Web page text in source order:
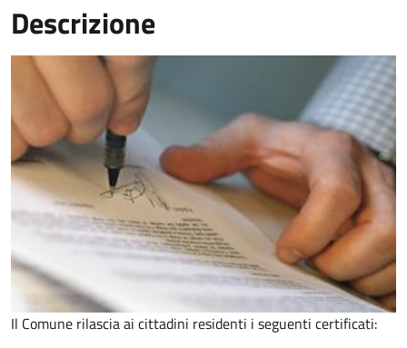
Descrizione
Il Comune rilascia ai cittadini residenti i seguenti certificati: